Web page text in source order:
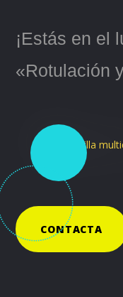
¡Estás en el
«Rotulación
CONTACTA